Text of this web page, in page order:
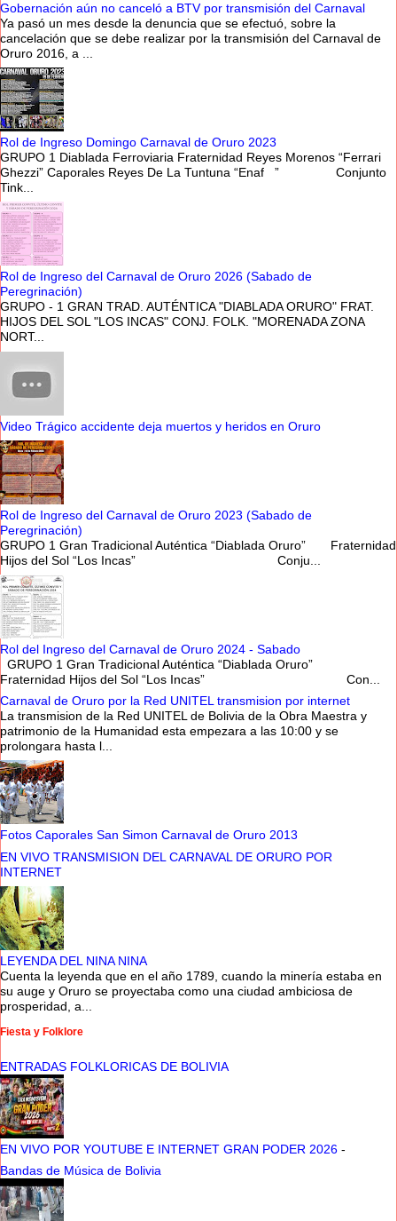
Gobernación aún no canceló a BTV por transmisión del Carnaval
Ya pasó un mes desde la denuncia que se efectuó, sobre la
cancelación que se debe realizar por la transmisión del Carnaval de
Oruro 2016, a ...
Rol de Ingreso Domingo Carnaval de Oruro 2023
GRUPO 1 Diablada Ferroviaria Fraternidad Reyes Morenos “Ferrari
Ghezzi” Caporales Reyes De La Tuntuna “Enaf ” Conjunto
Tink...
Rol de Ingreso del Carnaval de Oruro 2026 (Sabado de
Peregrinación)
GRUPO - 1 GRAN TRAD. AUTÉNTICA "DIABLADA ORURO" FRAT.
HIJOS DEL SOL "LOS INCAS" CONJ. FOLK. "MORENADA ZONA
NORT...
Video Trágico accidente deja muertos y heridos en Oruro
Rol de Ingreso del Carnaval de Oruro 2023 (Sabado de
Peregrinación)
GRUPO 1 Gran Tradicional Auténtica “Diablada Oruro” Fraternidad
Hijos del Sol “Los Incas” Conju...
Rol del Ingreso del Carnaval de Oruro 2024 - Sabado
GRUPO 1 Gran Tradicional Auténtica “Diablada Oruro”
Fraternidad Hijos del Sol “Los Incas” Con...
Carnaval de Oruro por la Red UNITEL transmision por internet
La transmision de la Red UNITEL de Bolivia de la Obra Maestra y
patrimonio de la Humanidad esta empezara a las 10:00 y se
prolongara hasta l...
Fotos Caporales San Simon Carnaval de Oruro 2013
EN VIVO TRANSMISION DEL CARNAVAL DE ORURO POR
INTERNET
LEYENDA DEL NINA NINA
Cuenta la leyenda que en el año 1789, cuando la minería estaba en
su auge y Oruro se proyectaba como una ciudad ambiciosa de
prosperidad, a...
Fiesta y Folklore
ENTRADAS FOLKLORICAS DE BOLIVIA
EN VIVO POR YOUTUBE E INTERNET GRAN PODER 2026 -
Bandas de Música de Bolivia